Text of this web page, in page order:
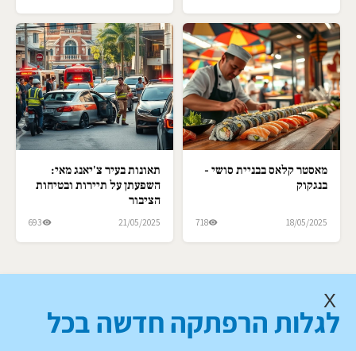
מאסטר קלאס בבניית סושי -
בנגקוק
18/05/2025
718
תאונות בעיר צ'יאנג מאי:
השפעתן על תיירות ובטיחות
הציבור
21/05/2025
693
X
לגלות הרפתקה חדשה בכל